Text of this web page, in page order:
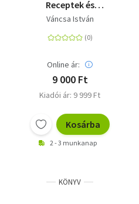
Receptek és
történetek a
hazájából
Váncsa István
Online ár:
9 000 Ft
Kiadói ár: 9 999 Ft
Kosárba
2 - 3 munkanap
KÖNYV